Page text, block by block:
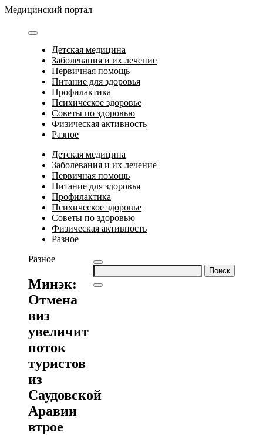
Перейти
содержимому
Медицинский портал
Детская медицина
Заболевания и их лечение
Первичная помощь
Питание для здоровья
Профилактика
Психическое здоровье
Советы по здоровью
Физическая активность
Разное
Детская медицина
Заболевания и их лечение
Первичная помощь
Питание для здоровья
Профилактика
Психическое здоровье
Советы по здоровью
Физическая активность
Разное
Найти:
Разное
Минэк:
Отмена
виз
увеличит
поток
туристов
из
Саудовской
Аравии
втрое